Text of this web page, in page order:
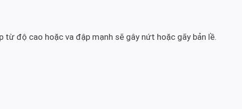
độ cao hoặc va đập mạnh sẽ gây nứt hoặc gãy bản lề.